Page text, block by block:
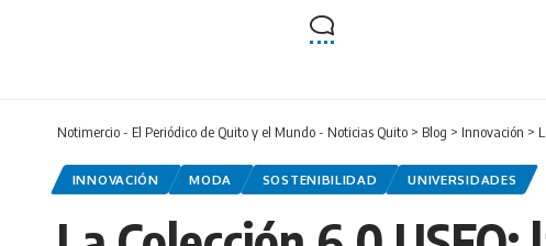
Notimercio - El Periódico de Quito y el Mundo - Noticias Quito > Blog > Innovación >
INNOVACIÓN MODA SOSTENIBILIDAD UNIVERSIDADES